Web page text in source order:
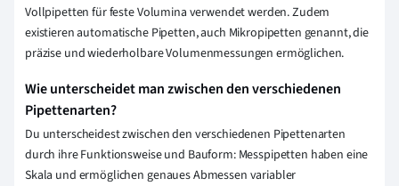
Vollpipetten für feste Volumina verwendet werden. Zudem
existieren automatische Pipetten, auch Mikropipetten genannt, die
präzise und wiederholbare Volumenmessungen ermöglichen.
Wie unterscheidet man zwischen den verschiedenen
Pipettenarten?
Du unterscheidest zwischen den verschiedenen Pipettenarten
durch ihre Funktionsweise und Bauform: Messpipetten haben eine
Skala und ermöglichen genaues Abmessen variabler